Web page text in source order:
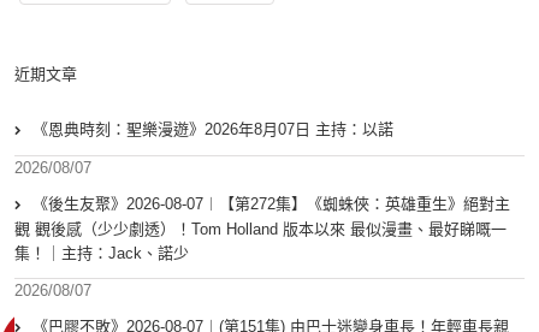
近期文章
《恩典時刻：聖樂漫遊》2026年8月07日 主持：以諾
2026/08/07
《後生友聚》2026-08-07︱【第272集】《蜘蛛俠：英雄重生》絕對主
觀 觀後感（少少劇透）！Tom Holland 版本以來 最似漫畫、最好睇嘅一
集！｜主持：Jack、諾少
2026/08/07
《巴膠不敗》2026-08-07︱(第151集) 由巴士迷變身車長！年輕車長親